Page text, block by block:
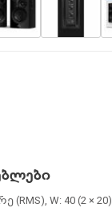
W: 40 (2 × 20)